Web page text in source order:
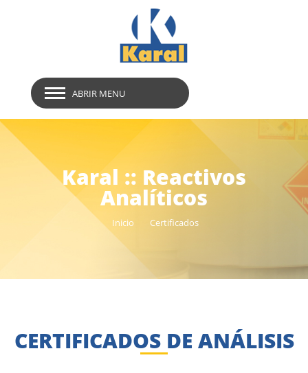
ABRIR MENU
Karal :: Reactivos
Analíticos
Inicio Certificados
CERTIFICADOS DE ANÁLISIS